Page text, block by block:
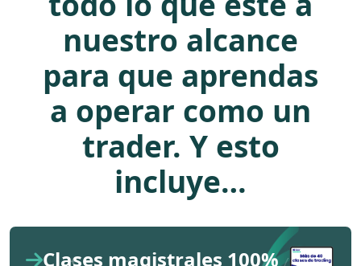
nuestro alcance
para que aprendas
a operar como un
trader. Y esto
incluye…
Clases magistrales 100%